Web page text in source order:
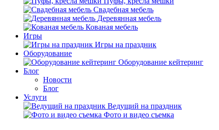
Свадебная мебель
Деревянная мебель
Кованая мебель
Игры
Игры на праздник
Оборудование
Оборудование кейтеринг
Блог
Новости
Блог
Услуги
Ведущий на праздник
Фото и видео съемка